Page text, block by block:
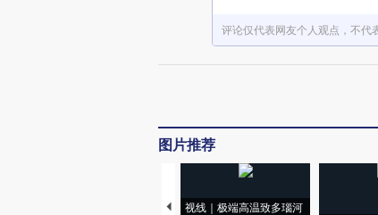
评论仅代表网友个人观点，不代
图片推荐
视线｜极端高温致多瑙河